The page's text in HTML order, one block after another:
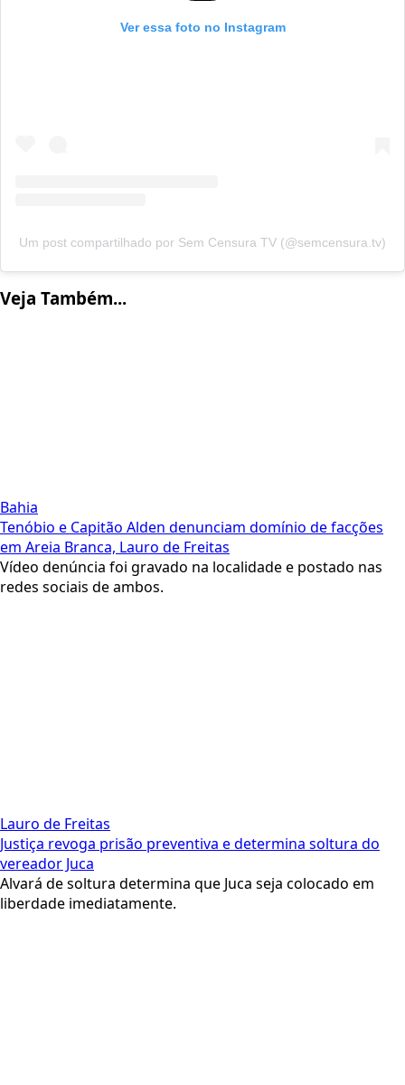
Ver essa foto no Instagram
Um post compartilhado por Sem Censura TV (@semcensura.tv)
Veja Também...
Bahia
Tenóbio e Capitão Alden denunciam domínio de facções
em Areia Branca, Lauro de Freitas
Vídeo denúncia foi gravado na localidade e postado nas
redes sociais de ambos.
Lauro de Freitas
Justiça revoga prisão preventiva e determina soltura do
vereador Juca
Alvará de soltura determina que Juca seja colocado em
liberdade imediatamente.